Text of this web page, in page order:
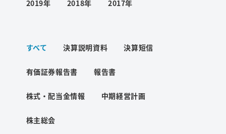
ご利用条件
2019年 2018年 2017年
すべて 決算説明資料 決算短信
有価証券報告書 報告書
株式・配当金情報 中期経営計画
株主総会